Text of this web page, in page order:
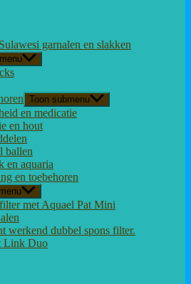
garnalen en slakken
Toon submenu
en medicatie
en hout
ballen
en aquaria
en toebehoren
met Aquael Pat Mini
werkend dubbel spons filter.
Link Duo